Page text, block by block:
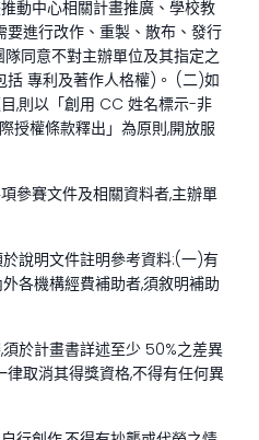
動中心相關計畫推廣、學校教
要進行改作、重製、散布、發行
同意不對主辦單位及其指定之
括 專利及著作人格權)。 (二)如
,則以「創用 CC 姓名標示-非
授權條款釋出」為原則,開放服
參賽文件及相關資料者,主辦單
說明文件註明參考資料:(一)有
各機構經費補助者,須敘明補助
於計畫書詳述至少 50%之差異
取消其得獎資格,不得有任何異